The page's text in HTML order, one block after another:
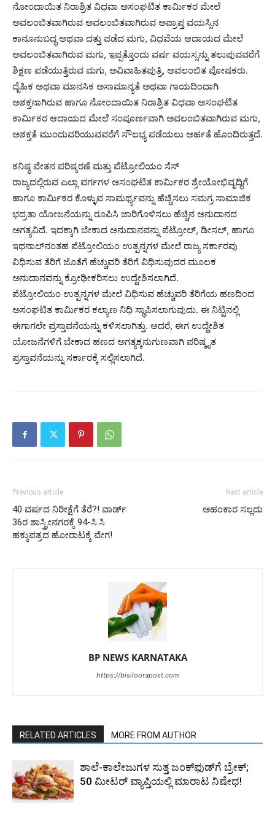
ನೋಂದಾಯಿತ ನಿರಾಶ್ರಿತ ವಿಧವಾ ಅಸಂಘಟಿತ ಕಾರ್ಮಿಕರ ಮೇಲೆ
ಅವಲಂಬಿತವಾಗಿರುವ ಅವಲಂಬಿತವಾಗಿರುವ ಅಪ್ರಾಪ್ತ ವಯಸ್ಸಿನ
ಕಾನೂನುಬದ್ಧ ಅಥವಾ ದತ್ತು ಪಡೆದ ಮಗು, ವಿಧವೆಯ ಆದಾಯದ ಮೇಲೆ
ಅವಲಂಬಿತವಾಗಿರುವ ಮಗು, ಇಪ್ಪತ್ತೊಂದು ವರ್ಷ ವಯಸ್ಸನ್ನು ತಲುಪುವವರೆಗೆ
ಶಿಕ್ಷಣ ಪಡೆಯುತ್ತಿರುವ ಮಗು, ಅವಿವಾಹಿತಪುತ್ರಿ, ಅವಲಂಬಿತ ಪೋಷಕರು.
ದೈಹಿಕ ಅಥವಾ ಮಾನಸಿಕ ಅಸಾಮಾನ್ಯತೆ ಅಥವಾ ಗಾಯದಿಂದಾಗಿ
ಅಶಕ್ತನಾಗಿರುವ ಹಾಗೂ ನೋಂದಾಯಿತ ನಿರಾಶ್ರಿತ ವಿಧವಾ ಅಸಂಘಟಿತ
ಕಾರ್ಮಿಕರ ಆದಾಯದ ಮೇಲೆ ಸಂಪೂರ್ಣವಾಗಿ ಅವಲಂಬಿತವಾಗಿರುವ ಮಗು,
ಅಶಕ್ತತೆ ಮುಂದುವರಿಯುವವರೆಗೆ ಸೌಲಭ್ಯ ಪಡೆಯಲು ಅರ್ಹತೆ ಹೊಂದಿರುತ್ತದೆ.
ಕನಿಷ್ಠ ವೇತನ ಪರಿಷ್ಕರಣೆ ಮತ್ತು ಪೆಟ್ರೋಲಿಯಂ ಸೆಸ್
ರಾಜ್ಯದಲ್ಲಿರುವ ಎಲ್ಲಾ ವರ್ಗಗಳ ಅಸಂಘಟಿತ ಕಾರ್ಮಿಕರ ಶ್ರೇಯೋಭಿವೃದ್ಧಿಗೆ
ಹಾಗೂ ಕಾರ್ಮಿಕರ ಕೊಳ್ಳುವ ಸಾಮರ್ಥ್ಯವನ್ನು ಹೆಚ್ಚಿಸಲು ಸಮಗ್ರ ಸಾಮಾಜಿಕ
ಭದ್ರತಾ ಯೋಜನೆಯನ್ನು ರೂಪಿಸಿ ಜಾರಿಗೊಳಿಸಲು ಹೆಚ್ಚಿನ ಅನುದಾನದ
ಅಗತ್ಯವಿದೆ. ಇದಕ್ಕಾಗಿ ಬೇಕಾದ ಅನುದಾನವನ್ನು ಪೆಟ್ರೋಲ್, ಡೀಸಲ್, ಹಾಗೂ
ಇಥನಾಲ್‌ನಂತಹ ಪೆಟ್ರೋಲಿಯಂ ಉತ್ಪನ್ನಗಳ ಮೇಲೆ ರಾಜ್ಯ ಸರ್ಕಾರವು
ವಿಧಿಸುವ ತೆರಿಗೆ ಜೊತೆಗೆ ಹೆಚ್ಚುವರಿ ತೆರಿಗೆ ವಿಧಿಸುವುದರ ಮೂಲಕ
ಅನುದಾನವನ್ನು ಕ್ರೋಢೀಕರಿಸಲು ಉದ್ದೇಶಿಸಲಾಗಿದೆ.
ಪೆಟ್ರೋಲಿಯಂ ಉತ್ಪನ್ನಗಳ ಮೇಲೆ ವಿಧಿಸುವ ಹೆಚ್ಚುವರಿ ತೆರಿಗೆಯ ಹಣದಿಂದ
ಅಸಂಘಟಿತ ಕಾರ್ಮಿಕರ ಕಲ್ಯಾಣ ನಿಧಿ ಸ್ಥಾಪಿಸಲಾಗುವುದು. ಈ ನಿಟ್ಟಿನಲ್ಲಿ
ಈಗಾಗಲೇ ಪ್ರಸ್ತಾವನೆಯನ್ನು ಕಳಿಸಲಾಗಿತ್ತು. ಆದರೆ, ಈಗ ಉದ್ದೇಶಿತ
ಯೋಜನೆಗಳಿಗೆ ಬೇಕಾದ ಹಣದ ಅಗತ್ಯಕ್ಕನುಗುಣವಾಗಿ ಪರಿಷ್ಕೃತ
ಪ್ರಸ್ತಾವನೆಯನ್ನು ಸರ್ಕಾರಕ್ಕೆ ಸಲ್ಲಿಸಲಾಗಿದೆ.
Previous article
40 ವರ್ಷದ ನಿರೀಕ್ಷೆಗೆ ತೆರೆ?! ವಾರ್ಡ್
36ರ ಶಾಸ್ತ್ರೀನಗರಕ್ಕೆ 94-ಸಿ.ಸಿ
ಹಕ್ಕುಪತ್ರದ ಹೋರಾಟಕ್ಕೆ ವೇಗ!
Next article
ಅಹಂಕಾರ ಸಲ್ಲದು
BP NEWS KARNATAKA
https://bisiloorapost.com
RELATED ARTICLES MORE FROM AUTHOR
ಶಾಲೆ-ಕಾಲೇಜುಗಳ ಸುತ್ತ ಜಂಕ್‌ಫುಡ್‌ಗೆ ಬ್ರೇಕ್‌;
50 ಮೀಟರ್ ವ್ಯಾಪ್ತಿಯಲ್ಲಿ ಮಾರಾಟ ನಿಷೇಧ!